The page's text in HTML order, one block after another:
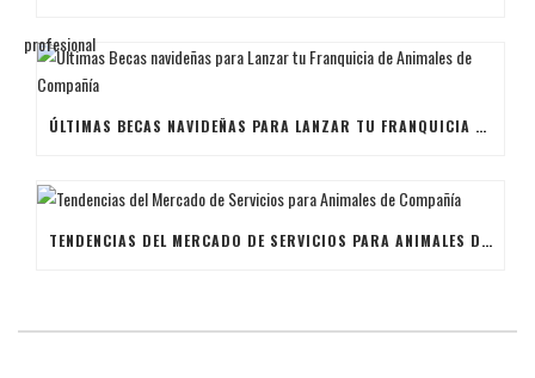
ÚLTIMAS BECAS NAVIDEÑAS PARA LANZAR TU FRANQUICIA DE ANIMALES DE COMPAÑÍA
TENDENCIAS DEL MERCADO DE SERVICIOS PARA ANIMALES DE COMPAÑÍA